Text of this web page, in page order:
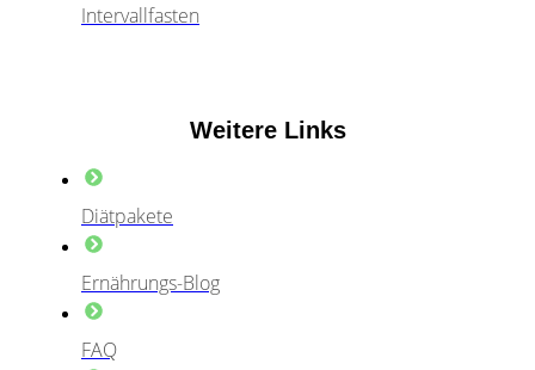
Intervallfasten
Weitere Links
Diätpakete
Ernährungs-Blog
FAQ